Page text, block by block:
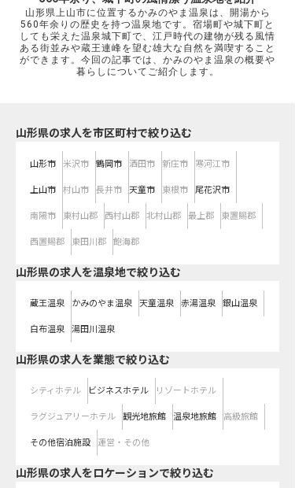
山形県上山市に位置するかみのやま温泉は、開湯から
560年余りの歴史を持つ温泉地です。宿場町や城下町と
しても栄えた温泉城下町で、江戸時代の建物が残る風情
ある街並みや蔵王連峰を望む雄大な自然を満喫すること
ができます。今回の記事では、かみのやま温泉の概要や
暮らしについてご紹介します。
山形県の求人を市区町村で絞り込む
山形市 米沢市 鶴岡市 酒田市 新庄市 寒河江市
上山市 村山市 長井市 天童市 東根市 尾花沢市
南陽市 東村山郡 西村山郡 北村山郡 最上郡 東置賜郡
西置賜郡 東田川郡 飽海郡
山形県の求人を温泉地で絞り込む
蔵王温泉 かみのやま温泉 天童温泉 赤湯温泉 銀山温泉
白布温泉 湯田川温泉
山形県の求人を業態で絞り込む
シティホテル ビジネスホテル リゾートホテル
ラグジュアリーホテル 観光地旅館 温泉地旅館 高級旅館
その他宿泊施設 運営・その他
山形県の求人をロケーションで絞り込む